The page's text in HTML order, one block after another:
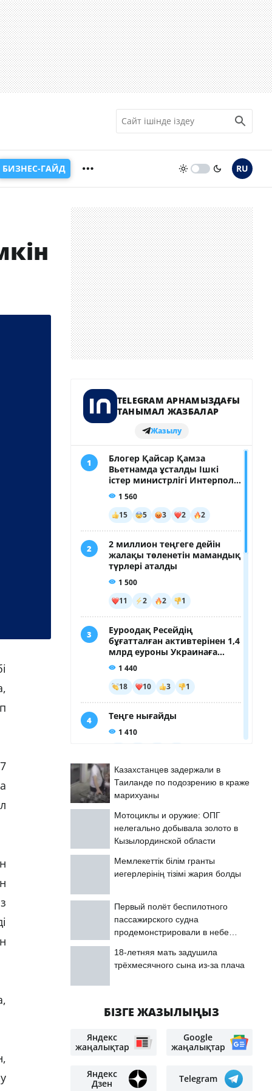
БИЗНЕС-ГАЙД RU
Казахстанцев задержали в
Таиланде по подозрению в краже
марихуаны
Мотоциклы и оружие: ОПГ
нелегально добывала золото в
Кызылординской области
Мемлекеттік білім гранты
иегерлерінің тізімі жария болды
Первый полёт беспилотного
пассажирского судна
продемонстрировали в небе
18-летняя мать задушила
трёхмесячного сына из-за плача
БІЗГЕ ЖАЗЫЛЫҢЫЗ
Яндекс
жаңалықтар
Google
жаңалықтар
Яндекс
Дзен
Telegram